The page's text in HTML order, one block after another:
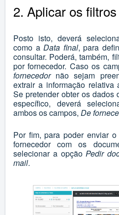
2. Aplicar os
Posto isto, deverá
como a Data final, para
consultar. Poderá, também,
por fornecedor. Caso os
fornecedornão sejam
extrair a informação relativa
Se pretender obter os dados
específico, deverá
ambos os campos, De
Por fim, para poder enviar
fornecedor com os
selecionar a opção Pedir
mail.